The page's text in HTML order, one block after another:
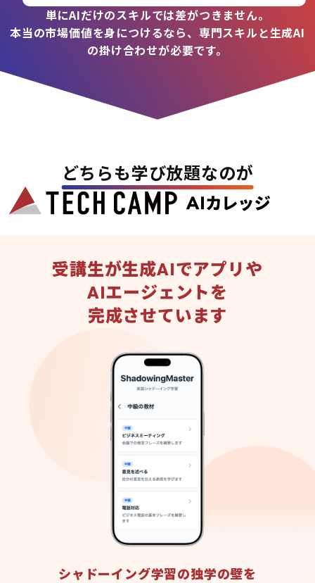
単にAIだけのスキルでは差がつきません。
本当の市場価値を身につけるなら、専門スキルと生成AI
の掛け合わせが必要です。
どちらも学び放題なのが
受講生が生成AIでアプリや
AIエージェントを
完成させています
シャドーイング学習の独学の壁を